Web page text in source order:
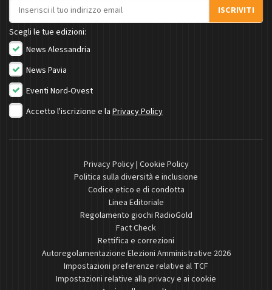
Indirizzo email
ISCRIVITI
Scegli le tue edizioni:
News Alessandria
News Pavia
Eventi Nord-Ovest
Accetto l'iscrizione e la Privacy Policy
Privacy Policy| Cookie Policy
Politica sulla diversità e inclusione
Codice etico e di condotta
Linea Editoriale
Regolamento giochi RadioGold
Fact Check
Rettifica e correzioni
Autoregolamentazione Elezioni Amministrative 2026
Impostazioni preferenze relative al TCF
Impostazioni relative alla privacy e ai cookie